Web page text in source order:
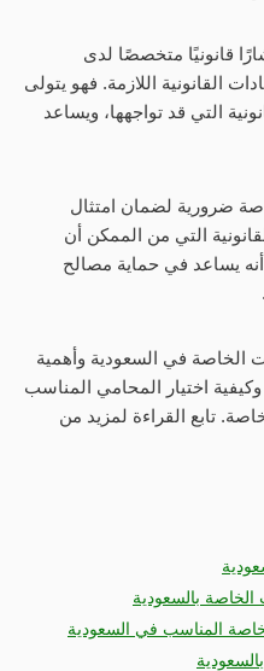
قانونيًا متخصصًا لدى
القانونية اللازمة. فهو يتولى
التي قد تواجهها، ويساعد
ضرورية لضمان امتثال
التي من الممكن أن
يساعد في حماية مصالح
الخاصة في السعودية وأهمية
اختيار المحامي المناسب
تابع القراءة لمزيد من
بالسعودية
المناسب في السعودية